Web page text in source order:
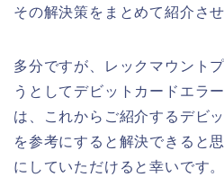
その解決策をまとめて紹介さ
多分ですが、レックマウント
うとしてデビットカードエラ
は、これからご紹介するデビ
を参考にすると解決できると
にしていただけると幸いです。